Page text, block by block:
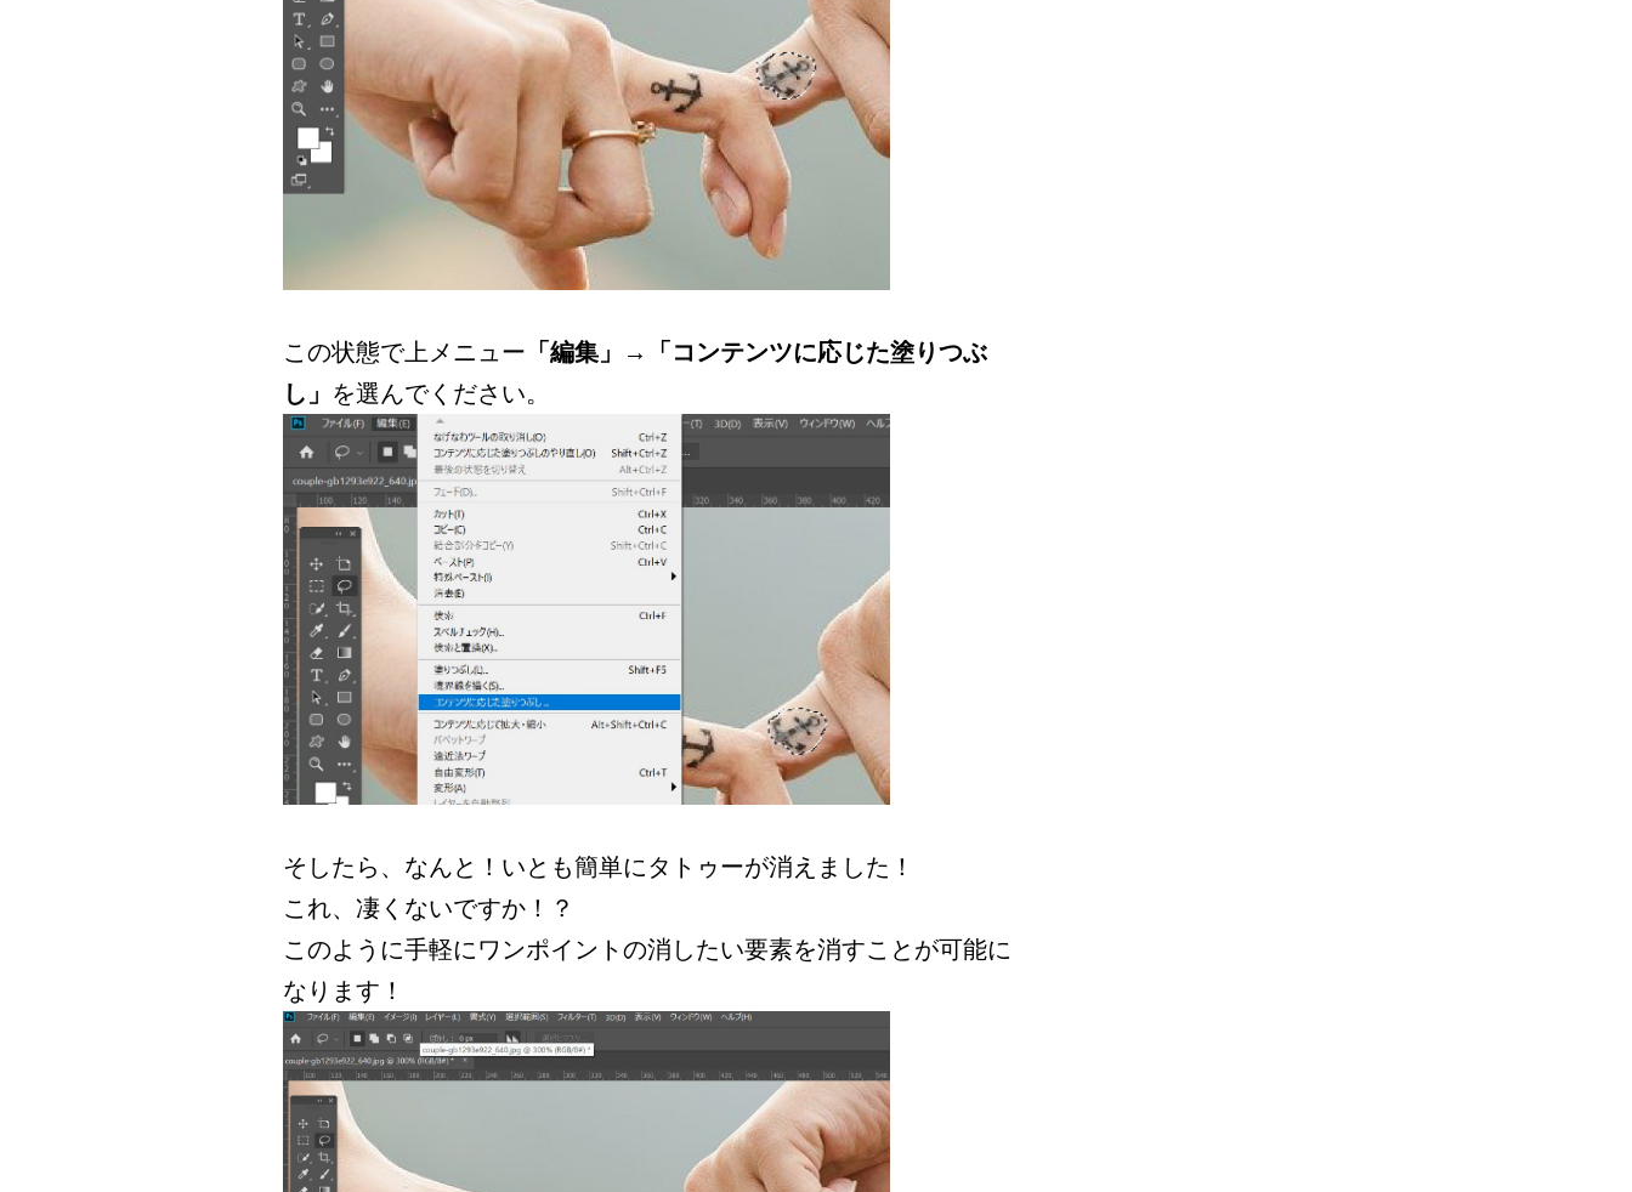
この状態で上メニュー 「編集」 →
「コンテンツに応じた塗りつぶ
し」 を選んでください。
そしたら、なんと！いとも簡単にタトゥーが消えました！
これ、凄くないですか！？
このように手軽にワンポイントの消したい要素を消すことが可能に
なります！